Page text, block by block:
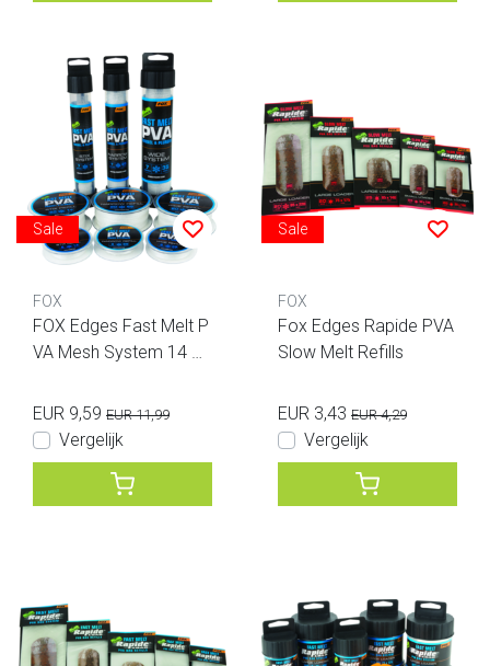
Sale
FOX
FOX Edges Fast Melt P
VA Mesh System 14 m
EUR 9,59 EUR 11,99
Vergelijk
Sale
FOX
Fox Edges Rapide PVA
Slow Melt Refills
EUR 3,43 EUR 4,29
Vergelijk